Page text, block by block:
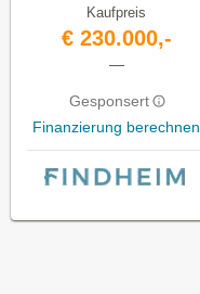
Kaufpreis
€ 230.000,-
—
Gesponsert
Finanzierung berechnen